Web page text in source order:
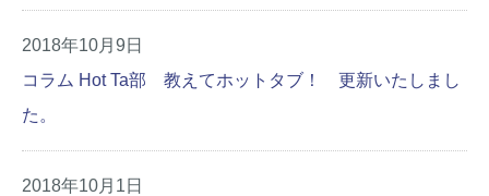
2018年10月9日
コラム Hot Ta部 教えてホットタブ！ 更新いたしまし
た。
2018年10月1日